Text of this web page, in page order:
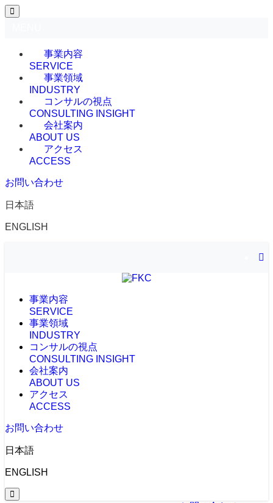
事業内容
SERVICE
事業領域
INDUSTRY
コンサルの視点
CONSULTING INSIGHT
会社案内
ABOUT US
アクセス
ACCESS
お問い合わせ
日本語
ENGLISH
事業内容
SERVICE
事業領域
INDUSTRY
コンサルの視点
CONSULTING INSIGHT
会社案内
ABOUT US
アクセス
ACCESS
お問い合わせ
日本語
ENGLISH